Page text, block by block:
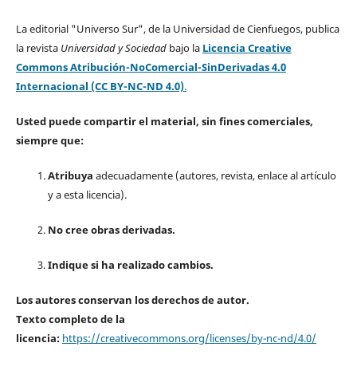
La editorial "Universo Sur", de la Universidad de Cienfuegos, publica
la revista Universidad y Sociedad bajo la Licencia Creative
Commons Atribución-NoComercial-SinDerivadas 4.0
Internacional (CC BY-NC-ND 4.0).
Usted puede compartir el material, sin fines comerciales,
siempre que:
Atribuya adecuadamente (autores, revista, enlace al artículo
y a esta licencia).
No cree obras derivadas.
Indique si ha realizado cambios.
Los autores conservan los derechos de autor.
Texto completo de la
licencia: https://creativecommons.org/licenses/by-nc-nd/4.0/